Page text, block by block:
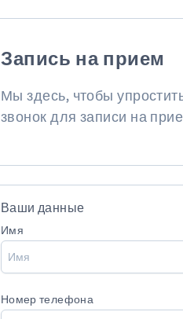
Запись на прием
Мы здесь, чтобы
звонок для записи на
Ваши данные
Имя
Номер телефона